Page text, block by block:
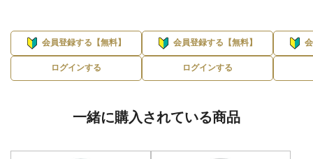
会員登録する【無料】
ログインする
会員登録する【無料】
ログインする
一緒に購入されている商品